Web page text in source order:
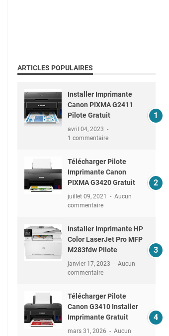
ARTICLES POPULAIRES
Installer Imprimante
Canon PIXMA G2411
Pilote Gratuit
avril 04, 2023
1 commentaire
Télécharger Pilote
Imprimante Canon
PIXMA G3420 Gratuit
juillet 09, 2021
Aucun
commentaire
Installer Imprimante HP
Color LaserJet Pro MFP
M283fdw Pilote
janvier 17, 2023
Aucun
commentaire
Télécharger Pilote
Canon G3410 Installer
Imprimante Gratuit
mars 31, 2026
Aucun